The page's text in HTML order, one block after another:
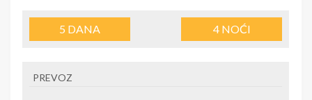
5 DANA 4NOĆI
PREVOZ